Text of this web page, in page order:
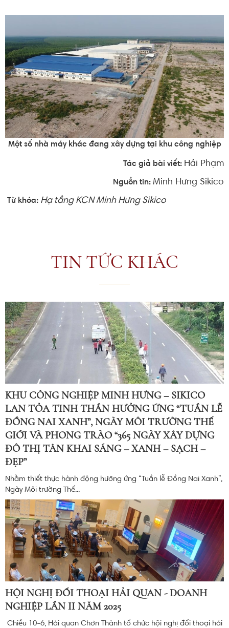
Một số nhà máy khác đang xây dựng tại khu công nghiệp
Tác giả bài viết: Hải Phạm
Nguồn tin: Minh Hưng Sikico
Từ khóa: Hạ tầng KCN Minh Hưng Sikico
TIN TỨC KHÁC
KHU CÔNG NGHIỆP MINH HƯNG – SIKICO
LAN TỎA TINH THẦN HƯỞNG ỨNG “TUẦN LỄ
ĐỒNG NAI XANH”, NGÀY MÔI TRƯỜNG THẾ
GIỚI VÀ PHONG TRÀO “365 NGÀY XÂY DỰNG
ĐÔ THỊ TÂN KHAI SÁNG – XANH – SẠCH –
ĐẸP”
Nhằm thiết thực hành động hưởng ứng “Tuần lễ Đồng Nai Xanh”,
Ngày Môi trường Thế...
HỘI NGHỊ ĐỐI THOẠI HẢI QUAN - DOANH
NGHIỆP LẦN II NĂM 2025
Chiều 10-6, Hải quan Chơn Thành tổ chức hội nghị đối thoại hải